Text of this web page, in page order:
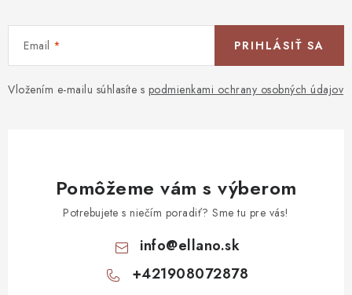
Email
Vložením e-mailu súhlasíte s podmienkami ochrany osobných údajov
PRIHLÁSIŤ SA
Pomôžeme vám s výberom
Potrebujete s niečím poradiť? Sme tu pre vás!
info@ellano.sk
+421908072878